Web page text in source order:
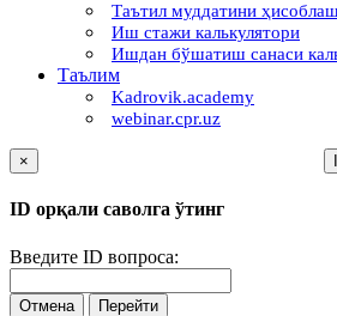
Таътил муддатини
Иш стажи калькулятори
Ишдан бўшатиш санаси
Таълим
Kadrovik.academy
webinar.cpr.uz
×
ID орқали саволга ўтинг
Введите ID вопроса:
Отмена Перейти